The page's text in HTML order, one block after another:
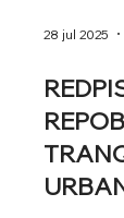
30 jul 2025
MÁS